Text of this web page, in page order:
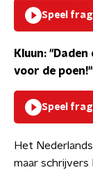
Speel
Kluun:
voor de
Speel
Het
maar